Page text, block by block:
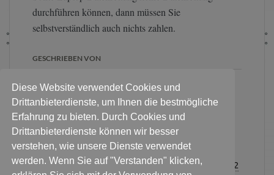
durchführen können, dann müssen Sie
selbstverständlich auch nichts zahlen.
GESCHRIEBEN VON
an diese Adresse. Persönlich
Festplatte & Datenträger
abgeben? Bitte Termin
vereinbaren:Für alle Kontaktanfragen
Sie haben noch Fragen zum Ablauf?0178 3376232
Diese Website verwendet Cookies und
Drittanbieterdienste, um Ihnen die bestmögliche
Erfahrung zu bieten. Durch Cookies und
Drittanbieterdienste können wir besser
verstehen, wie unsere Dienste verwendet
werden. Wenn Sie auf "Verstanden" klicken,